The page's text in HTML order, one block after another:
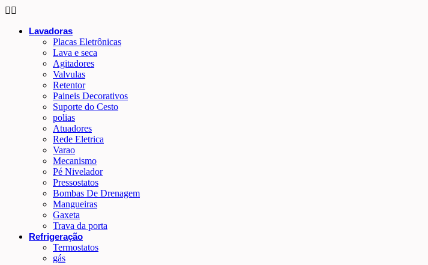
Lavadoras
Placas Eletrônicas
Lava e seca
Agitadores
Valvulas
Retentor
Paineis Decorativos
Suporte do Cesto
polias
Atuadores
Rede Eletrica
Varao
Mecanismo
Pé Nivelador
Pressostatos
Bombas De Drenagem
Mangueiras
Gaxeta
Trava da porta
Refrigeração
Termostatos
gás